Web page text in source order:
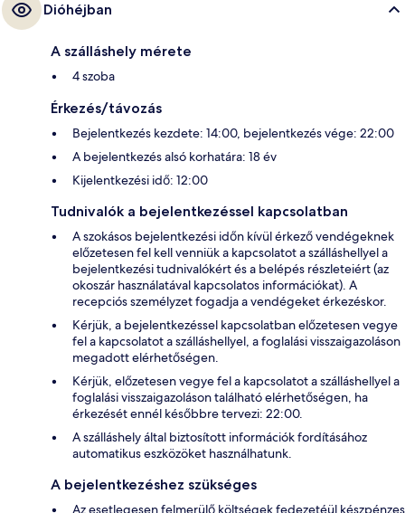
Dióhéjban
A szálláshely mérete
4 szoba
Érkezés/távozás
Bejelentkezés kezdete: 14:00, bejelentkezés vége: 22:00
A bejelentkezés alsó korhatára: 18 év
Kijelentkezési idő: 12:00
Tudnivalók a bejelentkezéssel kapcsolatban
A szokásos bejelentkezési időn kívül érkező vendégeknek
előzetesen fel kell venniük a kapcsolatot a szálláshellyel a
bejelentkezési tudnivalókért és a belépés részleteiért (az
okoszár használatával kapcsolatos információkat). A
recepciós személyzet fogadja a vendégeket érkezéskor.
Kérjük, a bejelentkezéssel kapcsolatban előzetesen vegye
fel a kapcsolatot a szálláshellyel, a foglalási visszaigazoláson
megadott elérhetőségen.
Kérjük, előzetesen vegye fel a kapcsolatot a szálláshellyel a
foglalási visszaigazoláson található elérhetőségen, ha
érkezését ennél későbbre tervezi: 22:00.
A szálláshely által biztosított információk fordításához
automatikus eszközöket használhatunk.
A bejelentkezéshez szükséges
Az esetlegesen felmerülő költségek fedezetéül készpénzes